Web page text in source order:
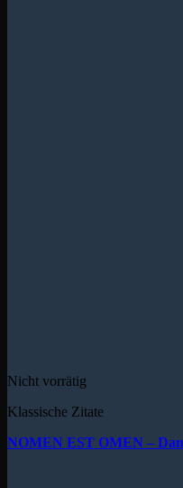
Nicht vorrätig
Klassische Zitate
NOMEN EST OMEN –